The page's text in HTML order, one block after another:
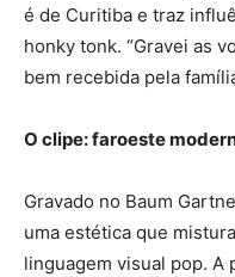
é de Curitiba e traz
honky tonk. “Gravei as
bem recebida pela
O clipe: faroeste
Gravado no Baum
uma estética que
linguagem visual pop. A